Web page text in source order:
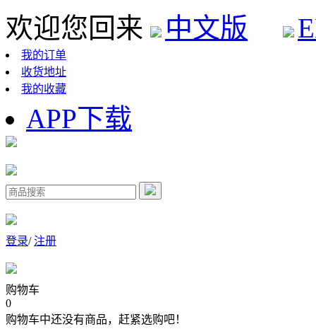
欢迎您回来 中文版
我的订单
收货地址
我的收藏
APP下载
登录/注册
购物车
0
购物车中还没有商品，赶紧选购吧！